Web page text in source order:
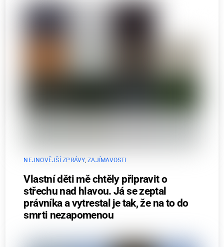
NEJNOVĚJŠÍ ZPRÁVY,ZAJÍMAVOSTI
Vlastní děti mě chtěly připravit o
střechu nad hlavou. Já se zeptal
právníka a vytrestal je tak, že na to do
smrti nezapomenou